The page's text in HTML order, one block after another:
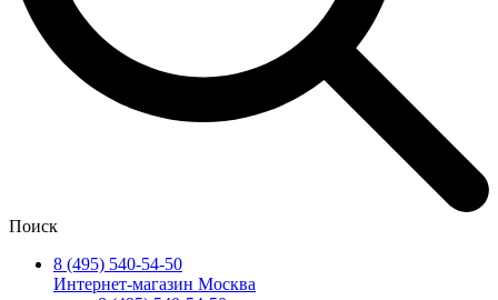
Поиск
8 (495) 540-54-50
Интернет-магазин Москва